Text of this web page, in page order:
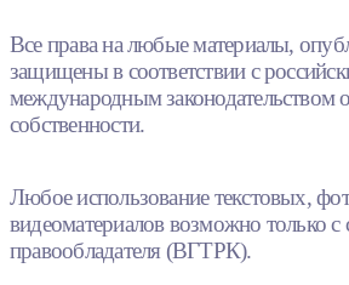
Все права на любые материалы,
защищены в соответствии с
международным законодательством
собственности.
Любое использование текстовых,
видеоматериалов возможно только с
правообладателя (ВГТРК).